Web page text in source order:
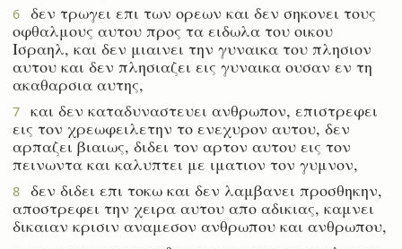
6
δεν τρωγει επι των ορεων και δεν σηκονει τους
οφθαλμους αυτου προς τα ειδωλα του οικου
Ισραηλ, και δεν μιαινει την γυναικα του πλησιον
αυτου και δεν πλησιαζει εις γυναικα ουσαν εν τη
ακαθαρσια αυτης,
7
και δεν καταδυναστευει ανθρωπον, επιστρεφει
εις τον χρεωφειλετην το ενεχυρον αυτου, δεν
αρπαζει βιαιως, διδει τον αρτον αυτου εις τον
πεινωντα και καλυπτει με ιματιον τον γυμνον,
8
δεν διδει επι τοκω και δεν λαμβανει προσθηκην,
αποστρεφει την χειρα αυτου απο αδικιας, καμνει
δικαιαν κρισιν αναμεσον ανθρωπου και ανθρωπου,